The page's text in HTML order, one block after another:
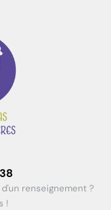
renseignement ?
!